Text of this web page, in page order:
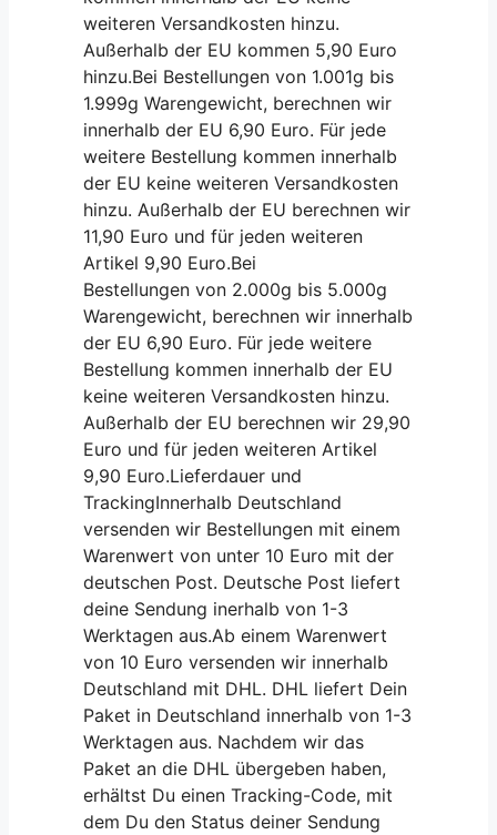
weiteren Versandkosten hinzu.
Außerhalb der EU kommen 5,90 Euro
hinzu.Bei Bestellungen von 1.001g bis
1.999g Warengewicht, berechnen wir
innerhalb der EU 6,90 Euro. Für jede
weitere Bestellung kommen innerhalb
der EU keine weiteren Versandkosten
hinzu. Außerhalb der EU berechnen wir
11,90 Euro und für jeden weiteren
Artikel 9,90 Euro.Bei
Bestellungen von 2.000g bis 5.000g
Warengewicht, berechnen wir innerhalb
der EU 6,90 Euro. Für jede weitere
Bestellung kommen innerhalb der EU
keine weiteren Versandkosten hinzu.
Außerhalb der EU berechnen wir 29,90
Euro und für jeden weiteren Artikel
9,90 Euro.Lieferdauer und
TrackingInnerhalb Deutschland
versenden wir Bestellungen mit einem
Warenwert von unter 10 Euro mit der
deutschen Post. Deutsche Post liefert
deine Sendung inerhalb von 1-3
Werktagen aus.Ab einem Warenwert
von 10 Euro versenden wir innerhalb
Deutschland mit DHL. DHL liefert Dein
Paket in Deutschland innerhalb von 1-3
Werktagen aus. Nachdem wir das
Paket an die DHL übergeben haben,
erhältst Du einen Tracking-Code, mit
dem Du den Status deiner Sendung